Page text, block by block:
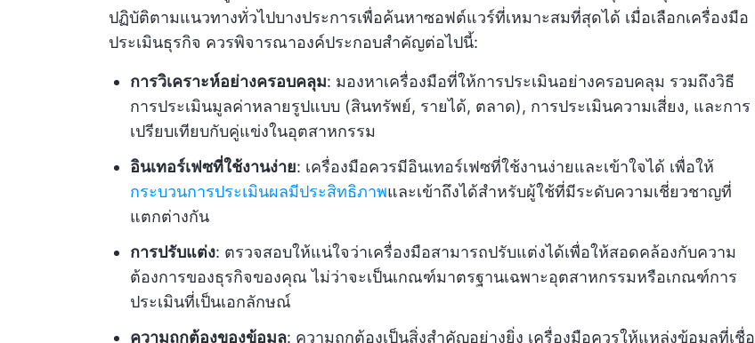
ปฏิบัติตามแนวทางทั่วไปบางประการเพื่อค้นหาซอฟต์แวร์ที่เหมาะสมที่สุดได้ เมื่อเลือกเครื่องมือ
ประเมินธุรกิจ ควรพิจารณาองค์ประกอบสำคัญต่อไปนี้:
การวิเคราะห์อย่างครอบคลุม: มองหาเครื่องมือที่ให้การประเมินอย่างครอบคลุม รวมถึงวิธี
การประเมินมูลค่าหลายรูปแบบ (สินทรัพย์, รายได้, ตลาด), การประเมินความเสี่ยง, และการ
เปรียบเทียบกับคู่แข่งในอุตสาหกรรม
อินเทอร์เฟซที่ใช้งานง่าย: เครื่องมือควรมีอินเทอร์เฟซที่ใช้งานง่ายและเข้าใจได้ เพื่อให้
กระบวนการประเมินผลมีประสิทธิภาพและเข้าถึงได้สำหรับผู้ใช้ที่มีระดับความเชี่ยวชาญที่
แตกต่างกัน
การปรับแต่ง: ตรวจสอบให้แน่ใจว่าเครื่องมือสามารถปรับแต่งได้เพื่อให้สอดคล้องกับความ
ต้องการของธุรกิจของคุณ ไม่ว่าจะเป็นเกณฑ์มาตรฐานเฉพาะอุตสาหกรรมหรือเกณฑ์การ
ประเมินที่เป็นเอกลักษณ์
ความถูกต้องของข้อมูล: ความถูกต้องเป็นสิ่งสำคัญอย่างยิ่ง เครื่องมือควรให้แหล่งข้อมูลที่เชื่อ